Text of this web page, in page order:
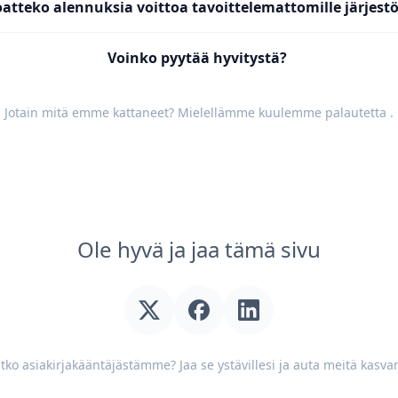
alennuksia voittoa tavoittelemattomille
Voinko pyytää hyvitystä?
Jotain mitä emme kattaneet? Mielellämme kuulemme palautetta .
Ole hyvä ja jaa tämä sivu
asiakirjakääntäjästämme? Jaa se ystävillesi ja auta meitä